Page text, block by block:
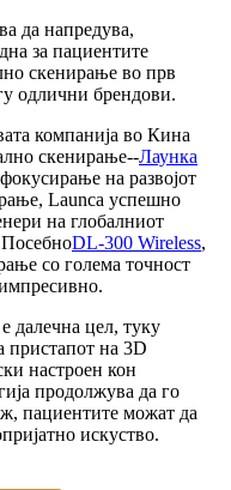
да напредува,
за пациентите
скенирање во прв
одлични брендови.
компанија во Кина
скенирање--Лаунка
на развојот
Launca успешно
на глобалниот
DL-300 Wireless,
со голема точност
далечна цел, туку
пристапот на 3D
настроен кон
продолжува да го
пациентите можат да
искуство.